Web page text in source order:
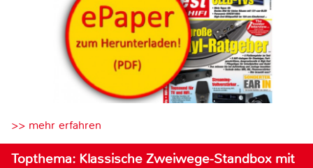
>> mehr erfahren
Topthema: Klassische Zweiwege-Standbox mit